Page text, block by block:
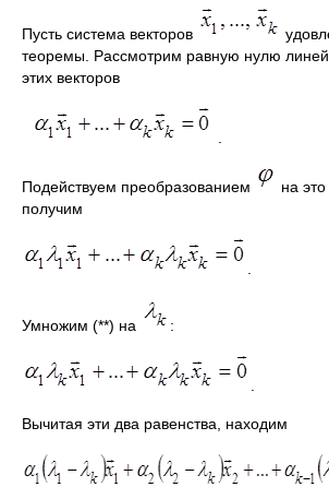
Пусть система векторов
теоремы. Рассмотрим равную нулю
этих векторов
.
Подействуем преобразованием
на это
получим
Умножим (**) на :
Вычитая эти два равенства, находим